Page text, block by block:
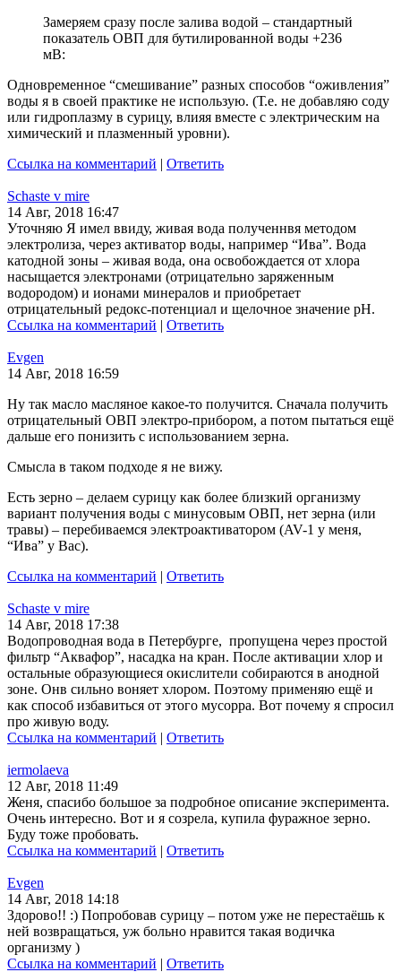
Замеряем сразу после залива водой – стандартный
показатель ОВП для бутилированной воды +236
мВ:
Одновременное “смешивание” разных способов “оживления”
воды я в своей практике не использую. (Т.е. не добавляю соду
или гидроплазму в сурицу, влияя вместе с электрическим на
химический и плазменный уровни).
Ссылка на комментарий | Ответить
Schaste v mire
14 Авг, 2018 16:47
Уточняю Я имел ввиду, живая вода полученнвя методом
электролиза, через активатор воды, например “Ива”. Вода
катодной зоны – живая вода, она освобождается от хлора
насыщается электронами (отрицательно заряженным
водородом) и ионами минералов и приобретает
отрицательный редокс-потенциал и щелочное значение рН.
Ссылка на комментарий | Ответить
Evgen
14 Авг, 2018 16:59
Ну так масло масляное какое-то получится. Сначала получить
отрицательный ОВП электро-прибором, а потом пытаться ещё
дальше его понизить с использованием зерна.
Смысла в таком подходе я не вижу.
Есть зерно – делаем сурицу как более близкий организму
вариант получения воды с минусовым ОВП, нет зерна (или
травы) – перебиваемся электроактиватором (AV-1 у меня,
“Ива” у Вас).
Ссылка на комментарий | Ответить
Schaste v mire
14 Авг, 2018 17:38
Водопроводная вода в Петербурге, пропущена через простой
фильтр “Аквафор”, насадка на кран. После активации хлор и
остальные образующиеся окислители собираются в анодной
зоне. Онв сильно воняет хлором. Поэтому применяю ещё и
как способ избавиться от этого мусорра. Вот почему я спросил
про живую воду.
Ссылка на комментарий | Ответить
iermolaeva
12 Авг, 2018 11:49
Женя, спасибо большое за подробное описание эксперимента.
Очень интересно. Вот и я созрела, купила фуражное зерно.
Буду тоже пробовать.
Ссылка на комментарий | Ответить
Evgen
14 Авг, 2018 14:18
Здорово!! :) Попробовав сурицу – потом уже не перестаёшь к
ней возвращаться, уж больно нравится такая водичка
организму )
Ссылка на комментарий | Ответить